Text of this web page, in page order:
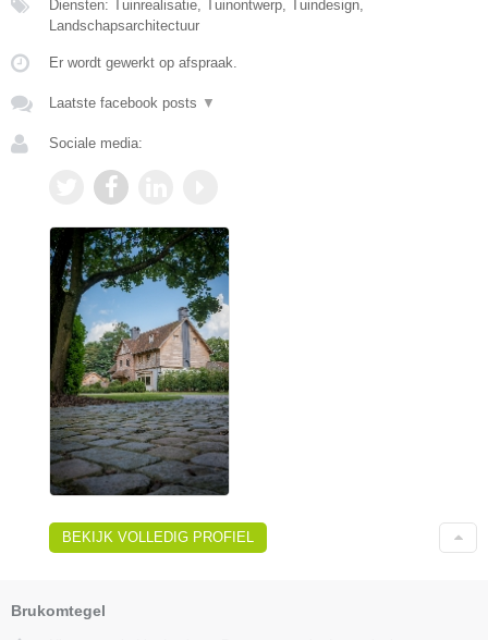
Diensten: Tuinrealisatie, Tuinontwerp, Tuindesign,
Landschapsarchitectuur
Er wordt gewerkt op afspraak.
Laatste facebook posts ▼
Sociale media:
BEKIJK VOLLEDIG PROFIEL
Brukomtegel